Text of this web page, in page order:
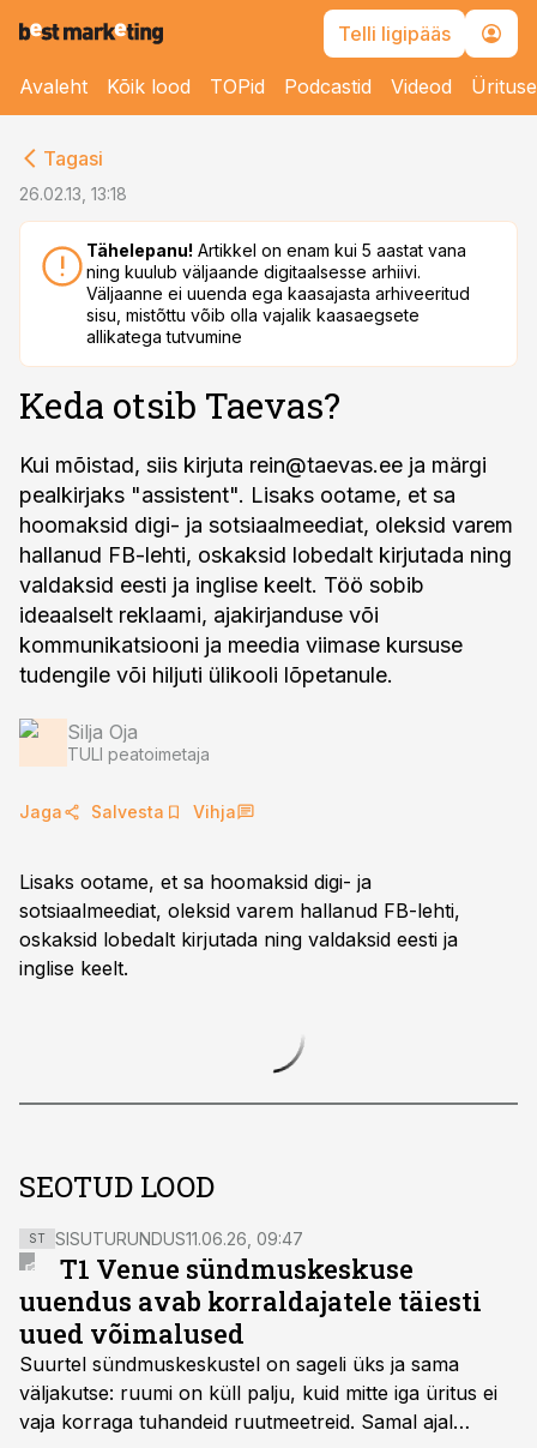
Telli ligipääs
Avaleht Kõik lood TOPid Podcastid Videod
Tagasi
26.02.13, 13:18
Tähelepanu! Artikkel on enam kui 5 aastat vana
ning kuulub väljaande digitaalsesse arhiivi.
Väljaanne ei uuenda ega kaasajasta arhiveeritud
sisu, mistõttu võib olla vajalik kaasaegsete
allikatega tutvumine
Keda otsib Taevas?
Kui mõistad, siis kirjuta rein@taevas.ee ja märgi
pealkirjaks "assistent". Lisaks ootame, et sa
hoomaksid digi- ja sotsiaalmeediat, oleksid varem
hallanud FB-lehti, oskaksid lobedalt kirjutada ning
valdaksid eesti ja inglise keelt. Töö sobib
ideaalselt reklaami, ajakirjanduse või
kommunikatsiooni ja meedia viimase kursuse
tudengile või hiljuti ülikooli lõpetanule.
Silja Oja
TULI peatoimetaja
Jaga Salvesta Vihja
Lisaks ootame, et sa hoomaksid digi- ja
sotsiaalmeediat, oleksid varem hallanud FB-lehti,
oskaksid lobedalt kirjutada ning valdaksid eesti ja
inglise keelt.
SEOTUD LOOD
ST SISUTURUNDUS11.06.26, 09:47
T1 Venue sündmuskeskuse
uuendus avab korraldajatele täiesti
uued võimalused
Suurtel sündmuskeskustel on sageli üks ja sama
väljakutse: ruumi on küll palju, kuid mitte iga üritus ei
vaja korraga tuhandeid ruutmeetreid. Samal ajal